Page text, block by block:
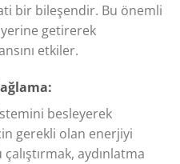
bir bileşendir. Bu önemli
getirerek
etkiler.
besleyerek
gerekli olan enerjiyi
aydınlatma